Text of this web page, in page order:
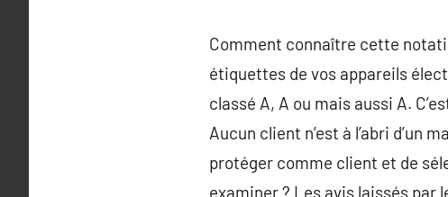
Comment connaître cette
étiquettes de vos appareils
classé A, A ou mais aussi A.
Aucun client n’est à l’abri d’un
protéger comme client et de
examiner ? Les avis laissés par